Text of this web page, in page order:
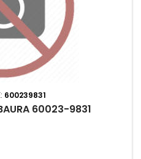
600239831
60023-9831